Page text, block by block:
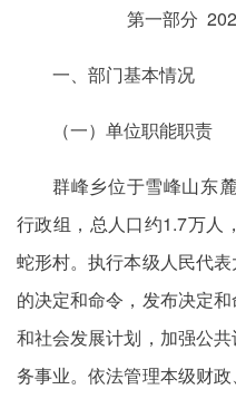
第一部分
一、部门基本情况
（一）单位职能职责
群峰乡位于雪峰山东
行政组，总人口约1.7万人
蛇形村。执行本级人民代
的决定和命令，发布决定
和社会发展计划，加强公
务事业。依法管理本级财